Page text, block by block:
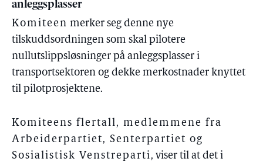
anleggsplasser
Komiteen merker seg denne nye
tilskuddsordningen som skal pilotere
nullutslippsløsninger på anleggsplasser i
transportsektoren og dekke merkostnader knyttet
til pilotprosjektene.
Komiteens flertall, medlemmene fra
Arbeiderpartiet, Senterpartiet og
Sosialistisk Venstreparti, viser til at det i